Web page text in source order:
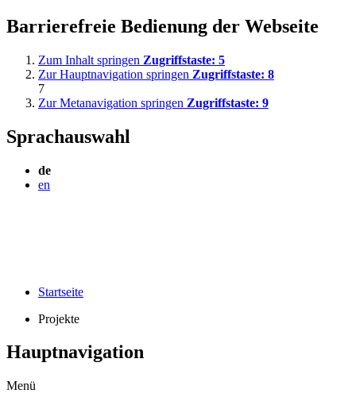
Barrierefreie Bedienung der Webseite
Zum Inhalt springen Zugriffstaste: 5
Zur Hauptnavigation springen Zugriffstaste: 8
7
Zur Metanavigation springen Zugriffstaste: 9
Sprachauswahl
de
en
Startseite
Projekte
Hauptnavigation
Menü